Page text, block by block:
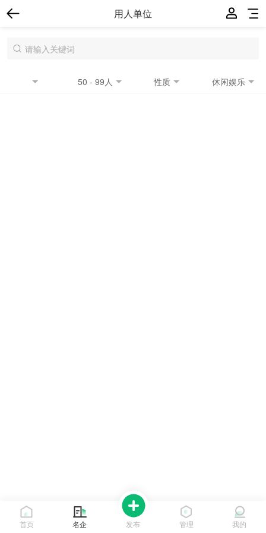
用人单位
50 - 99人 性质 休闲娱乐
首页 名企 发布 管理 我的